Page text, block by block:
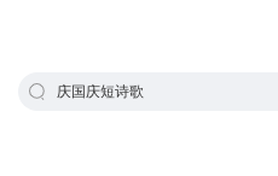
庆国庆短诗歌